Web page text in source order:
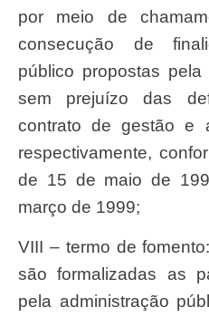
por meio de
consecução de
público propostas pela
sem prejuízo das
contrato de gestão e
respectivamente,
de 15 de maio de
março de 1999;
VIII – termo de fomento: instrumento pelo qual
são formalizadas as
pela administração